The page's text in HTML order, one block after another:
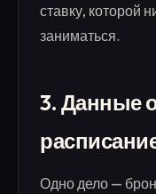
ставку, которой
заниматься.
3. Данные
Одно дело —